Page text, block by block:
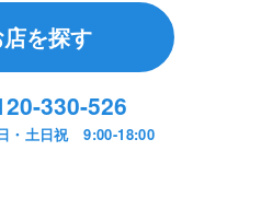
を探す
330-526
・土日祝 9:00-18:00